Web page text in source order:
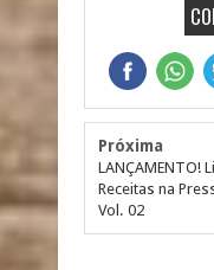
Próxima
LANÇAMENTO!
Receitas na
Vol. 02